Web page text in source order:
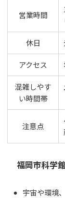
営業時間
休日
アクセス
混雑しやす
い時間帯
注意点
福岡市科学
宇宙や環境